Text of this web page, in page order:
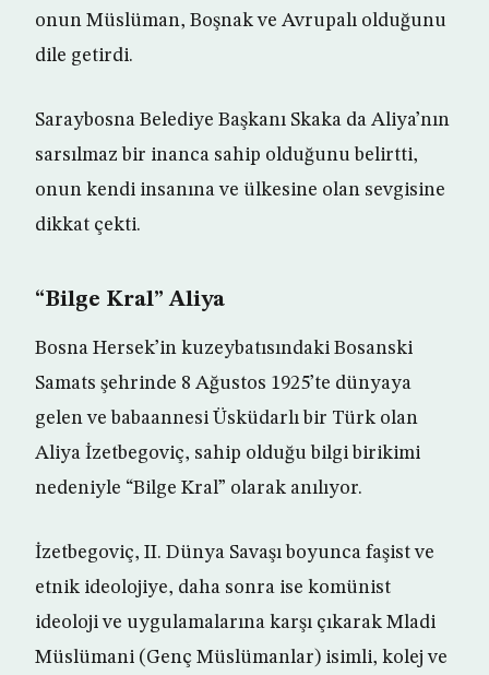
onun Müslüman, Boşnak ve Avrupalı olduğunu
dile getirdi.
Saraybosna Belediye Başkanı Skaka da Aliya’nın
sarsılmaz bir inanca sahip olduğunu belirtti,
onun kendi insanına ve ülkesine olan sevgisine
dikkat çekti.
“Bilge Kral” Aliya
Bosna Hersek’in kuzeybatısındaki Bosanski
Samats şehrinde 8 Ağustos 1925’te dünyaya
gelen ve babaannesi Üsküdarlı bir Türk olan
Aliya İzetbegoviç, sahip olduğu bilgi birikimi
nedeniyle “Bilge Kral” olarak anılıyor.
İzetbegoviç, II. Dünya Savaşı boyunca faşist ve
etnik ideolojiye, daha sonra ise komünist
ideoloji ve uygulamalarına karşı çıkarak Mladi
Müslümani (Genç Müslümanlar) isimli, kolej ve